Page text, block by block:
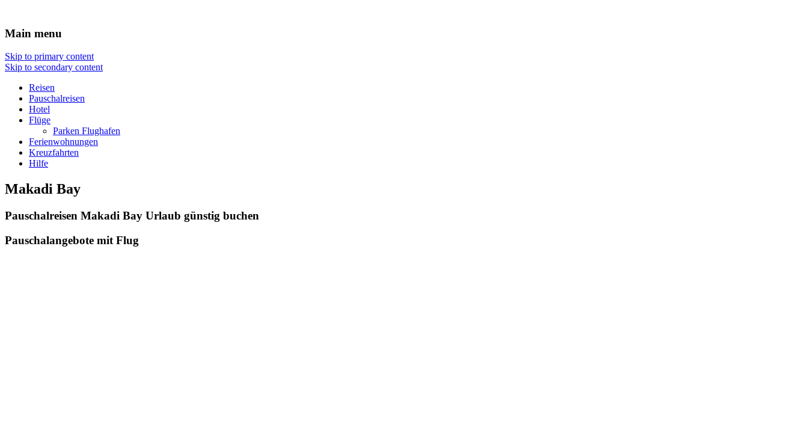
Reisen Hotel Flug
Main menu
Skip to primary content
Skip to secondary content
Reisen
Pauschalreisen
Hotel
Flüge
Parken Flughafen
Ferienwohnungen
Kreuzfahrten
Hilfe
Makadi Bay
Pauschalreisen Makadi Bay Urlaub günstig buchen
Pauschalangebote mit Flug